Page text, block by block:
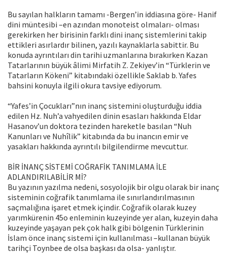
Bu sayılan halkların tamamı -Bergen’in iddiasına göre- Hanif
dini müntesibi –en azından monoteist olmaları- olması
gerekirken her birisinin farklı dini inanç sistemlerini takip
ettikleri asırlardır bilinen, yazılı kaynaklarla sabittir. Bu
konuda ayrıntıları din tarihi uzmanlarına bırakırken Kazan
Tatarlarının büyük âlimi Mirfatih Z. Zekiyev’in “Türklerin ve
Tatarların Kökeni” kitabındaki özellikle Saklab b. Yafes
bahsini konuyla ilgili okura tavsiye ediyorum.
“Yafes’in Çocukları”nın inanç sistemini oluşturduğu iddia
edilen Hz. Nuh’a vahyedilen dinin esasları hakkında Eldar
Hasanov’un doktora tezinden hareketle basılan “Nuh
Kanunları ve Nuhîlik” kitabında da bu inancın emir ve
yasakları hakkında ayrıntılı bilgilendirme mevcuttur.
BİR İNANÇ SİSTEMİ COĞRAFİK TANIMLAMA İLE
ADLANDIRILABİLİR Mİ?
Bu yazının yazılma nedeni, sosyolojik bir olgu olarak bir inanç
sisteminin coğrafik tanımlama ile sınırlandırılmasının
saçmalığına işaret etmek içindir. Coğrafik olarak kuzey
yarımkürenin 45o enleminin kuzeyinde yer alan, kuzeyin daha
kuzeyinde yaşayan pek çok halk gibi bölgenin Türklerinin
İslam önce inanç sistemi için kullanılması –kullanan büyük
tarihçi Toynbee de olsa başkası da olsa- yanlıştır.